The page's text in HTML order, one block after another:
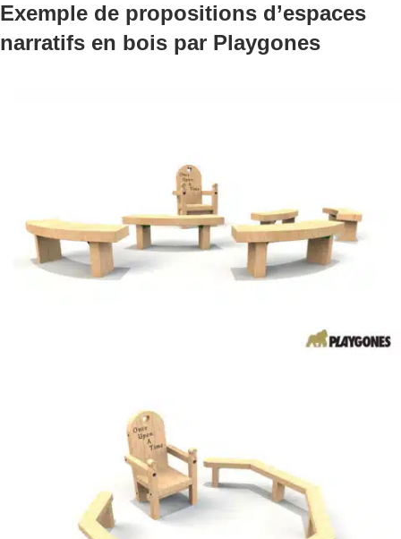
Exemple de propositions d’espaces
narratifs en bois par Playgones